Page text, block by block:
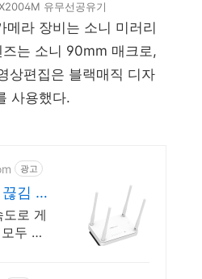
유무선공유기
메라 장비는 소니 미러리
는 소니 90mm 매크로,
상편집은 블랙매직 디자
사용했다.
광고
김 없
요
로 게
두 쾌